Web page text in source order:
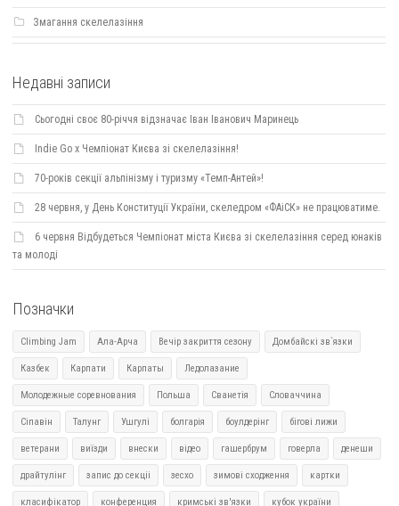
Змагання скелелазіння
Недавні записи
Сьогодні своє 80-річчя відзначає Іван Іванович Маринець
Indie Go х Чемпіонат Києва зі скелелазіння!
70-років секції альпінізму і туризму «Темп-Антей»!
28 червня, у День Конституції України, скеледром «ФАіСК» не працюватиме.
6 червня Відбудеться Чемпіонат міста Києва зі скелелазіння серед юнаків
та молоді
Позначки
Climbing Jam Ала-Арча Вечір закриття сезону Домбайскі зв`язки
Казбек Карпати Карпаты Ледолазание
Молодежные соревнования Польша Сванетія Словаччина
Сіпавін Талунг Ушгулі болгарія боулдерінг бігові лижи
ветерани виїзди внески відео гашербрум говерла денеши
драйтулінг запис до секціі зесхо зимові сходження картки
класифікатор конференция кримські зв'язки кубок україни